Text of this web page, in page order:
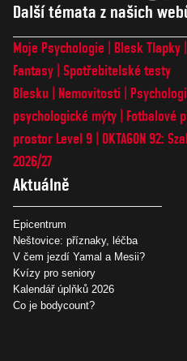
Další témata z našich
Moje Psychologie Blesk Tlapky
Fantasy Spotřebitelské testy
Blesku
Nemovitosti
psychologické mýty
Fotbalové
prostor Level 9 OKTAGON 92:
2026/27
Aktuálně
Epicentrum
Neštovice: příznaky, léčba
V čem jezdí Yamal a Mesii?
Kvízy pro seniory
Kalendář úplňků 2026
Co je bodycount?